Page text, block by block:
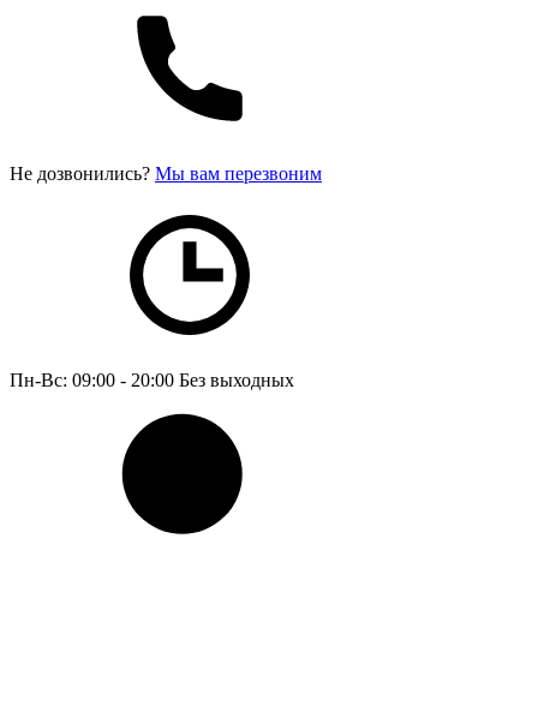
Не дозвонились? Мы вам перезвоним
Пн-Вс: 09:00 - 20:00 Без выходных